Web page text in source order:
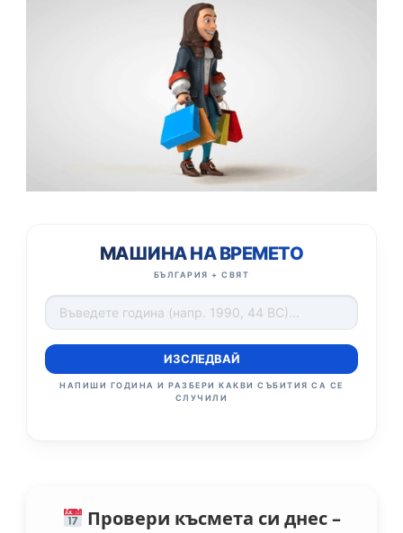
МАШИНА НА ВРЕМЕТО
БЪЛГАРИЯ + СВЯТ
ИЗСЛЕДВАЙ
НАПИШИ ГОДИНА И РАЗБЕРИ КАКВИ СЪБИТИЯ СА СЕ
СЛУЧИЛИ
Провери късмета си днес –